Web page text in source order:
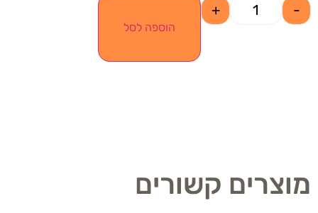
-
+
הוספה לסל
מוצרים קשורים